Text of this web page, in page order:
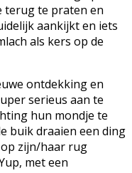
terug te praten en
aankijkt en iets
als kers op de
ontdekking en
serieus aan te
hun mondje te
buik draaien een ding
zijn/haar rug
met een